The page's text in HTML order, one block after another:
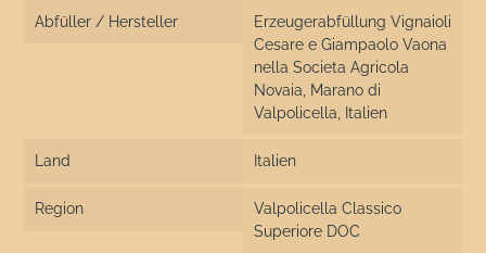
Abfüller / Hersteller
Erzeugerabfüllung Vignaioli
Cesare e Giampaolo Vaona
nella Societa Agricola
Novaia, Marano di
Valpolicella, Italien
Land Italien
Region
Valpolicella Classico
Superiore DOC